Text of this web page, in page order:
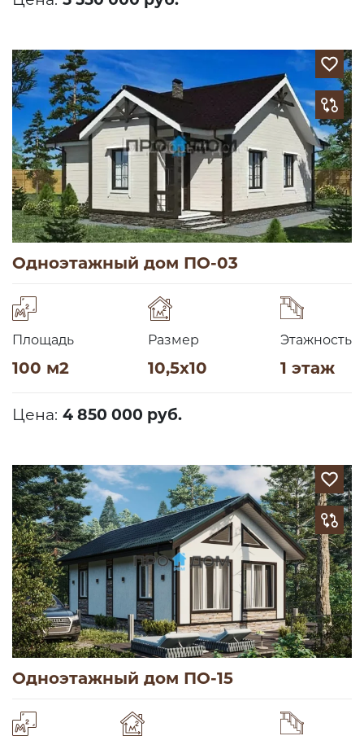
Одноэтажный дом ПО-03
Площадь
100 м2
Размер
10,5х10
Этажность
1 этаж
Цена: 4 850 000 руб.
Одноэтажный дом ПО-15